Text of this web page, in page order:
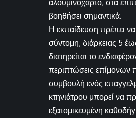
αλουμινόχαρτο, στα
βοηθήσει σημαντικά.
Η εκπαίδευση πρέπει να
σύντομη, διάρκειας 5
διατηρείται το
περιπτώσεις επίμονων
συμβουλή ενός
κτηνιάτρου μπορεί να
εξατομικευμένη